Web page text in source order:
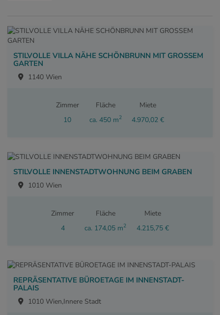
STILVOLLE VILLA NÄHE SCHÖNBRUNN MIT GROSSEM
GARTEN
1140 Wien
Zimmer
10
Fläche
ca. 450 m2
Miete
4.970,02 €
STILVOLLE INNENSTADTWOHNUNG BEIM GRABEN
1010 Wien
Zimmer
4
Fläche
ca. 174,05 m2
Miete
4.215,75 €
REPRÄSENTATIVE BÜROETAGE IM INNENSTADT-
PALAIS
1010 Wien,Innere Stadt